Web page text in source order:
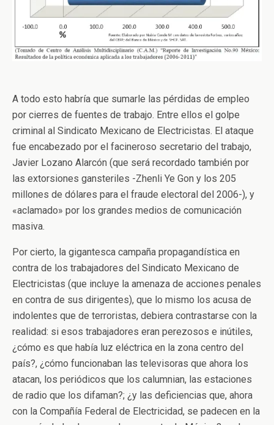
A todo esto habría que sumarle las pérdidas de empleo
por cierres de fuentes de trabajo. Entre ellos el golpe
criminal al Sindicato Mexicano de Electricistas. El ataque
fue encabezado por el facineroso secretario del trabajo,
Javier Lozano Alarcón (que será recordado también por
las extorsiones gansteriles -Zhenli Ye Gon y los 205
millones de dólares para el fraude electoral del 2006-), y
«aclamado» por los grandes medios de comunicación
masiva.
Por cierto, la gigantesca campaña propagandística en
contra de los trabajadores del Sindicato Mexicano de
Electricistas (que incluye la amenaza de acciones penales
en contra de sus dirigentes), que lo mismo los acusa de
indolentes que de terroristas, debiera contrastarse con la
realidad: si esos trabajadores eran perezosos e inútiles,
¿cómo es que había luz eléctrica en la zona centro del
país?, ¿cómo funcionaban las televisoras que ahora los
atacan, los periódicos que los calumnian, las estaciones
de radio que los difaman?; ¿y las deficiencias que, ahora
con la Compañía Federal de Electricidad, se padecen en la